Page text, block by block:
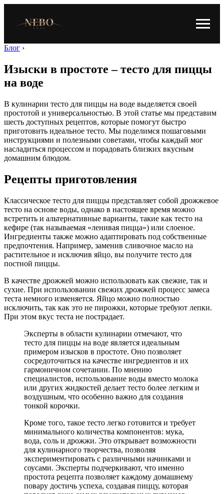
Блог ›
Изыски в простоте – тесто для пиццы
на воде
В кулинарии тесто для пиццы на воде выделяется своей
простотой и универсальностью. В этой статье мы представим
шесть доступных рецептов, которые помогут быстро
приготовить идеальное тесто. Мы поделимся пошаговыми
инструкциями и полезными советами, чтобы каждый мог
насладиться процессом и порадовать близких вкусным
домашним блюдом.
Рецепты приготовления
Классическое тесто для пиццы представляет собой дрожжевое
тесто на основе воды, однако в настоящее время можно
встретить и альтернативные варианты, такие как тесто на
кефире (так называемая «ленивая пицца») или слоеное.
Ингредиенты также можно адаптировать под собственные
предпочтения. Например, заменив сливочное масло на
растительное и исключив яйцо, вы получите тесто для
постной пиццы.
В качестве дрожжей можно использовать как свежие, так и
сухие. При использовании свежих дрожжей процесс замеса
теста немного изменяется. Яйцо можно полностью
исключить, так как это не пирожки, которые требуют лепки.
При этом вкус теста не пострадает.
Эксперты в области кулинарии отмечают, что
тесто для пиццы на воде является идеальным
примером изысков в простоте. Оно позволяет
сосредоточиться на качестве ингредиентов и их
гармоничном сочетании. По мнению
специалистов, использование воды вместо молока
или других жидкостей делает тесто более легким и
воздушным, что особенно важно для создания
тонкой корочки.
Кроме того, такое тесто легко готовится и требует
минимального количества компонентов: мука,
вода, соль и дрожжи. Это открывает возможности
для кулинарного творчества, позволяя
экспериментировать с различными начинками и
соусами. Эксперты подчеркивают, что именно
простота рецепта позволяет каждому домашнему
повару достичь успеха, создавая пиццу, которая